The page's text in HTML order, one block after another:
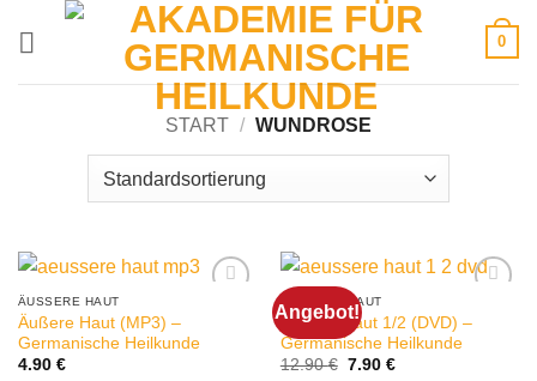
0
START / WUNDROSE
ÄUSSERE HAUT
Äußere Haut (MP3) –
Germanische Heilkunde
4.90 €
Angebot!
ÄUSSERE HAUT
Äußere Haut 1/2 (DVD) –
Germanische Heilkunde
12.90€ Ursprünglicher
7.90 €Aktueller